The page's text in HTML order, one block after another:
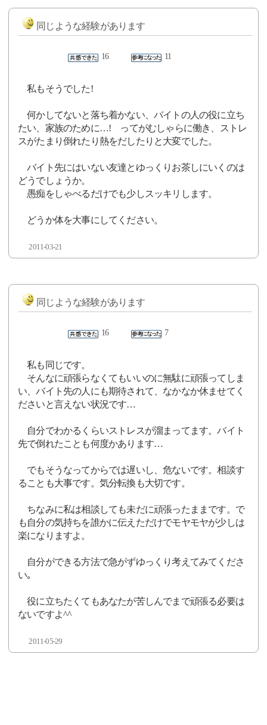
同じような経験があります
16 11
私もそうでした!
何かしてないと落ち着かない、バイトの人の役に立ち
たい、家族のために…! ってがむしゃらに働き、ストレ
スがたまり倒れたり熱をだしたりと大変でした。
バイト先にはいない友達とゆっくりお茶しにいくのは
どうでしょうか。
愚痴をしゃべるだけでも少しスッキリします。
どうか体を大事にしてください。
2011-03-21
同じような経験があります
16 7
私も同じです。
そんなに頑張らなくてもいいのに無駄に頑張ってしま
い、バイト先の人にも期待されて、なかなか休ませてく
ださいと言えない状況です…
自分でわかるくらいストレスが溜まってます。バイト
先で倒れたことも何度かあります…
でもそうなってからでは遅いし、危ないです。相談す
ることも大事です。気分転換も大切です。
ちなみに私は相談しても未だに頑張ったままです。で
も自分の気持ちを誰かに伝えただけでモヤモヤが少しは
楽になりますよ。
自分ができる方法で急がずゆっくり考えてみてくださ
い｡
役に立ちたくてもあなたが苦しんでまで頑張る必要は
ないですよ^^
2011-05-29